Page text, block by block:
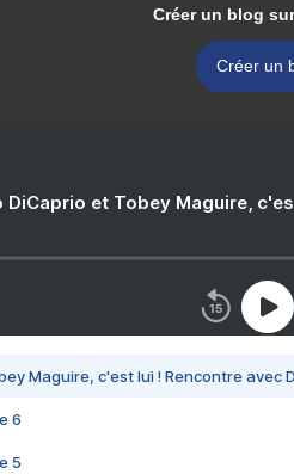
Créer un blog
Créer un
DiCaprio et Tobey Maguire,
Maguire, c'est lui ! Rencontre avec
6
5